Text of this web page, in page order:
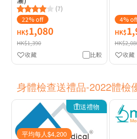
(7)
22% off
HK$1,080
HK$1,390
比較
收藏
4%
HK$
收藏
身體檢查送禮品-2022體檢
送禮物
平均每人$4,200